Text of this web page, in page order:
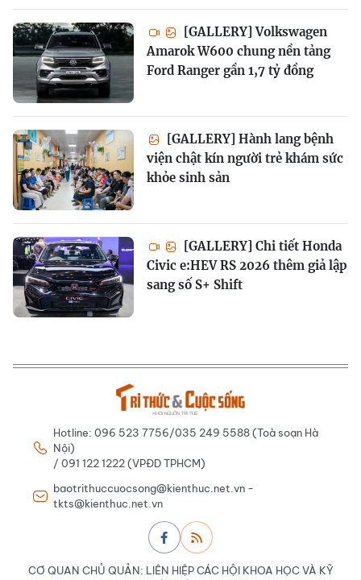
[GALLERY] Volkswagen
Amarok W600 chung nền tảng
Ford Ranger gần 1,7 tỷ đồng
[GALLERY] Hành lang bệnh
viện chật kín người trẻ khám sức
khỏe sinh sản
[GALLERY] Chi tiết Honda
Civic e:HEV RS 2026 thêm giả lập
sang số S+ Shift
Hotline: 096 523 7756/035 249 5588 (Toà soạn Hà
Nội)
/ 091 122 1222 (VPĐD TPHCM)
baotrithuccuocsong@kienthuc.net.vn -
tkts@kienthuc.net.vn
CƠ QUAN CHỦ QUẢN: LIÊN HIỆP CÁC HỘI KHOA HỌC VÀ KỸ